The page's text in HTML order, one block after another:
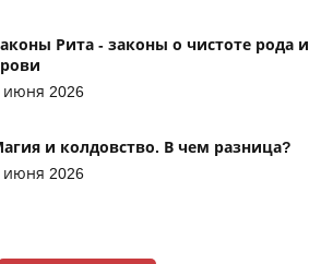
Рита - законы о чистоте рода и
июня 2026
и колдовство. В чем разница?
июня 2026